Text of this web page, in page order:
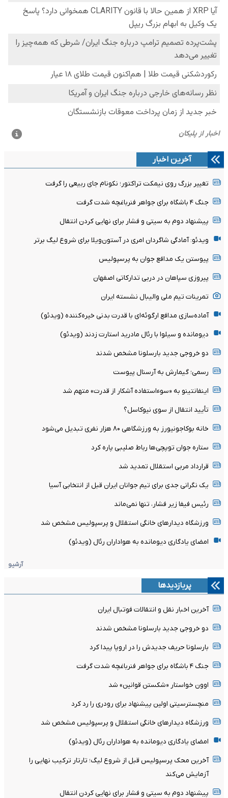
آخرین اخبار
تغییر بزرگ روی نیمکت تراکتور؛ نکونام جای ربیعی را گرفت
جنگ ۴ باشگاه برای جواهر فنرباغچه شدت گرفت
پیشنهاد دوم به سیتی و فشار برای نهایی کردن انتقال
ویدئو: آمادگی شاگردان امری در آستون‌ویلا برای شروع لیگ برتر
پیوستن یک مدافع جوان به پرسپولیس
پیروزی سپاهان در دربی تدارکاتی اصفهان
تمرینات تیم ملی والیبال نشسته ایران
آماده‌سازی مدافع ارگوئه‌ای با قدرت بدنی خیره‌کننده (ویدئو)
دیومانده و سیلوا با رئال مادرید استارت زدند (ویدئو)
دو خروجی جدید بارسلونا مشخص شدند
رسمی؛ گیمارش به آرسنال پیوست
اینفانتینو به «سوءاستفاده آشکار از قدرت» متهم شد
تأیید انتقال از سوی نیوکاسل؟
خانه بوکاجونیورز به ورزشگاهی ۸۰ هزار نفری تبدیل می‌شود
ستاره جوان توپچی‌ها رباط صلیبی پاره کرد
قرارداد مربی استقلال تمدید شد
یک نگرانی جدی برای تیم جوانان ایران قبل از انتخابی آسیا
رئیس فیفا زیر فشار، تنها نمی‌ماند
ورزشگاه دیدارهای خانگی استقلال و پرسپولیس مشخص شد
امضای یادگاری دیومانده به هواداران رئال (ویدئو)
آرشیو
پربازدیدها
آخرین اخبار نقل و انتقالات فوتبال ایران
دو خروجی جدید بارسلونا مشخص شدند
بارسلونا حریف جدیدش را در اروپا پیدا کرد
جنگ ۴ باشگاه برای جواهر فنرباغچه شدت گرفت
اوون خواستار «شکستن قوانین» شد
منچسترسیتی اولین پیشنهاد برای رودری را رد کرد
ورزشگاه دیدارهای خانگی استقلال و پرسپولیس مشخص شد
امضای یادگاری دیومانده به هواداران رئال (ویدئو)
آخرین محک پرسپولیس قبل از شروع لیگ؛ تارتار ترکیب نهایی را
آزمایش می‌کند
پیشنهاد دوم به سیتی و فشار برای نهایی کردن انتقال